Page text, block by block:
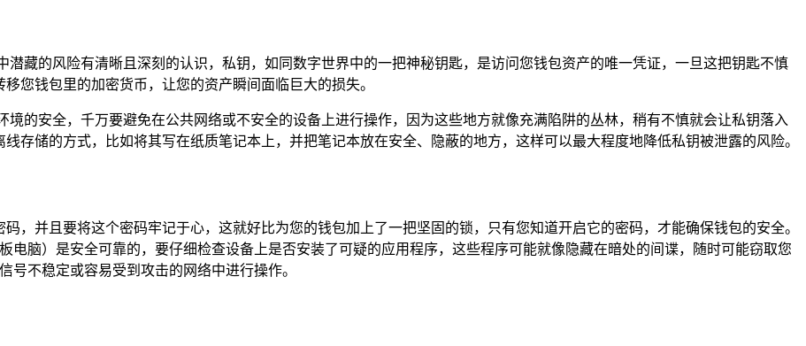
藏的风险有清晰且深刻的认识，私钥，如同数字世界中的一把神秘钥匙，是访问您钱包资产的唯一凭证，一旦这把钥匙不慎
您钱包里的加密货币，让您的资产瞬间面临巨大的损失。
的安全，千万要避免在公共网络或不安全的设备上进行操作，因为这些地方就像充满陷阱的丛林，稍有不慎就会让私钥落入
存储的方式，比如将其写在纸质笔记本上，并把笔记本放在安全、隐蔽的地方，这样可以最大程度地降低私钥被泄露的风险。
码，并且要将这个密码牢记于心，这就好比为您的钱包加上了一把坚固的锁，只有您知道开启它的密码，才能确保钱包的安全。
电脑）是安全可靠的，要仔细检查设备上是否安装了可疑的应用程序，这些程序可能就像隐藏在暗处的间谍，随时可能窃取您
号不稳定或容易受到攻击的网络中进行操作。